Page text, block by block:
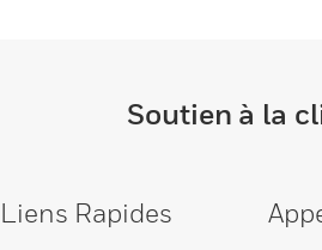
Soutien à la
Liens Rapides